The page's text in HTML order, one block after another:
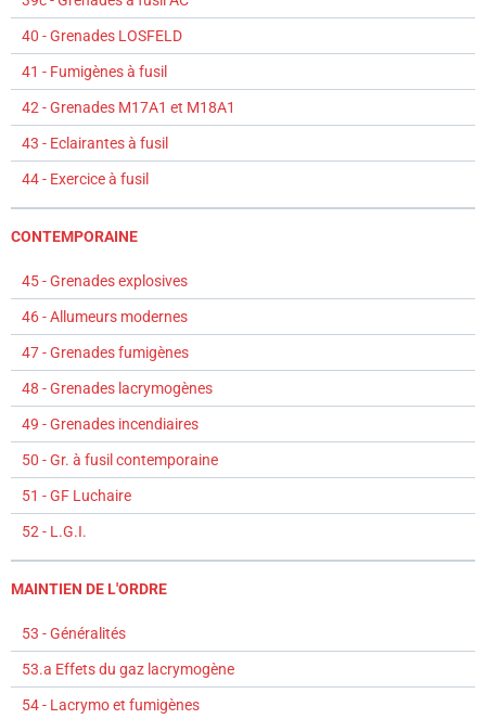
40 - Grenades LOSFELD
41 - Fumigènes à fusil
42 - Grenades M17A1 et M18A1
43 - Eclairantes à fusil
44 - Exercice à fusil
CONTEMPORAINE
45 - Grenades explosives
46 - Allumeurs modernes
47 - Grenades fumigènes
48 - Grenades lacrymogènes
49 - Grenades incendiaires
50 - Gr. à fusil contemporaine
51 - GF Luchaire
52 - L.G.I.
MAINTIEN DE L'ORDRE
53 - Généralités
53.a Effets du gaz lacrymogène
54 - Lacrymo et fumigènes